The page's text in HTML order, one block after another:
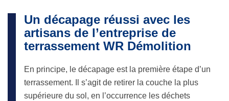
Un décapage réussi avec les
artisans de l’entreprise de
terrassement WR Démolition
En principe, le décapage est la première étape d’un
terrassement. Il s’agit de retirer la couche la plus
supérieure du sol, en l’occurrence les déchets